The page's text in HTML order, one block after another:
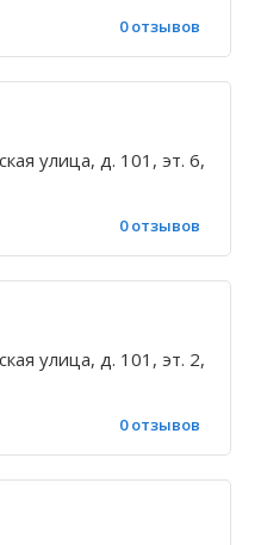
0 отзывов
улица, д. 101, эт. 6,
0 отзывов
улица, д. 101, эт. 2,
0 отзывов